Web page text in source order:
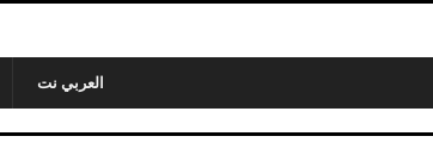
العربي نت